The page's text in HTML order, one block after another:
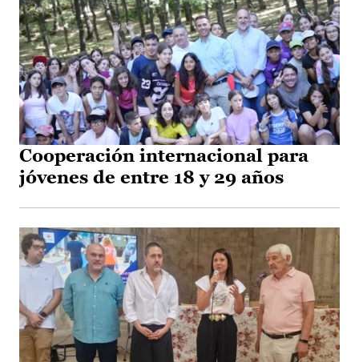
Cooperación internacional para
jóvenes de entre 18 y 29 años